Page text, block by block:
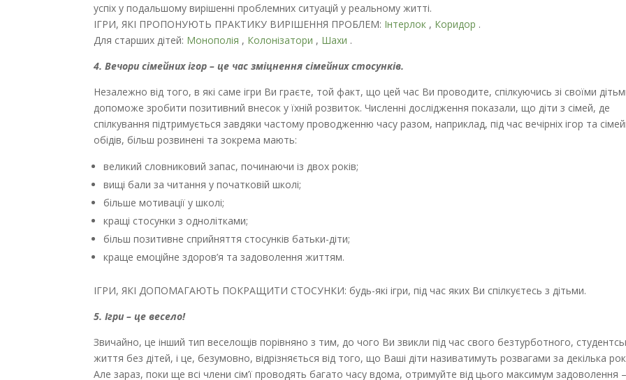
успіх у подальшому вирішенні проблемних ситуацій у реальному житті.
ІГРИ, ЯКІ ПРОПОНУЮТЬ ПРАКТИКУ ВИРІШЕННЯ ПРОБЛЕМ: Інтерлок , Коридор .
Для старших дітей: Монополія , Колонізатори , Шахи .
4. Вечори сімейних ігор – це час зміцнення сімейних стосунків.
Незалежно від того, в які саме ігри Ви граєте, той факт, що цей час Ви проводите, спілкуючись зі своїми
допоможе зробити позитивний внесок у їхній розвиток. Численні дослідження показали, що діти з сімей, де
спілкування підтримується завдяки частому проводженню часу разом, наприклад, під час вечірніх ігор та
обідів, більш розвинені та зокрема мають:
великий словниковий запас, починаючи із двох років;
вищі бали за читання у початковій школі;
більше мотивації у школі;
кращі стосунки з однолітками;
більш позитивне сприйняття стосунків батьки-діти;
краще емоційне здоров’я та задоволення життям.
ІГРИ, ЯКІ ДОПОМАГАЮТЬ ПОКРАЩИТИ СТОСУНКИ: будь-які ігри, під час яких Ви спілкуєтесь з дітьми.
5. Ігри – це весело!
Звичайно, це інший тип веселощів порівняно з тим, до чого Ви звикли під час свого безтурботного,
життя без дітей, і це, безумовно, відрізняється від того, що Ваші діти називатимуть розвагами за декілька
Але зараз, поки ще всі члени сім’ї проводять багато часу вдома, отримуйте від цього максимум задоволення –